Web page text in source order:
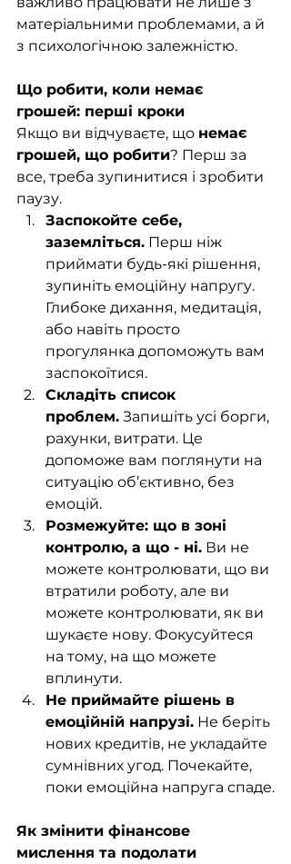
матеріальними проблемами, а й
з психологічною залежністю.
Що робити, коли немає
грошей: перші кроки
Якщо ви відчуваєте, що немає
грошей, що робити? Перш за
все, треба зупинитися і зробити
паузу.
Заспокойте себе,
заземліться. Перш ніж
приймати будь-які рішення,
зупиніть емоційну напругу.
Глибоке дихання, медитація,
або навіть просто
прогулянка допоможуть вам
заспокоїтися.
Складіть список
проблем. Запишіть усі борги,
рахунки, витрати. Це
допоможе вам поглянути на
ситуацію об’єктивно, без
емоцій.
Розмежуйте: що в зоні
контролю, а що - ні. Ви не
можете контролювати, що ви
втратили роботу, але ви
можете контролювати, як ви
шукаєте нову. Фокусуйтеся
на тому, на що можете
вплинути.
Не приймайте рішень в
емоційній напрузі. Не беріть
нових кредитів, не укладайте
сумнівних угод. Почекайте,
поки емоційна напруга спаде.
Як змінити фінансове
мислення та подолати